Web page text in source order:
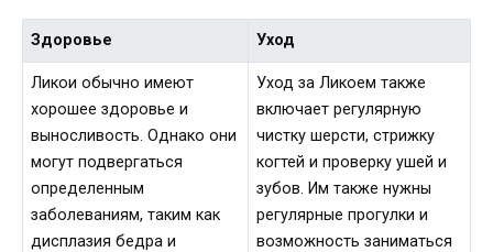
Здоровье Уход
Ликои обычно имеют
хорошее здоровье и
выносливость. Однако они
могут подвергаться
определенным
заболеваниям, таким как
дисплазия бедра и
Уход за Ликоем также
включает регулярную
чистку шерсти, стрижку
когтей и проверку ушей и
зубов. Им также нужны
регулярные прогулки и
возможность заниматься